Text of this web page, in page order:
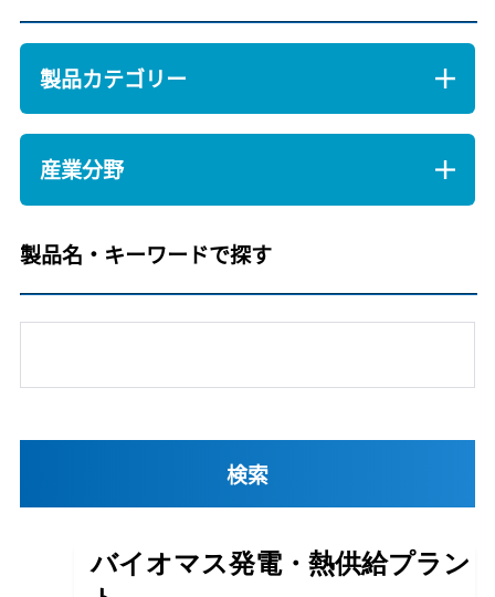
製品カテゴリー
産業分野
製品名・キーワードで探す
バイオマス発電・熱供給プラン